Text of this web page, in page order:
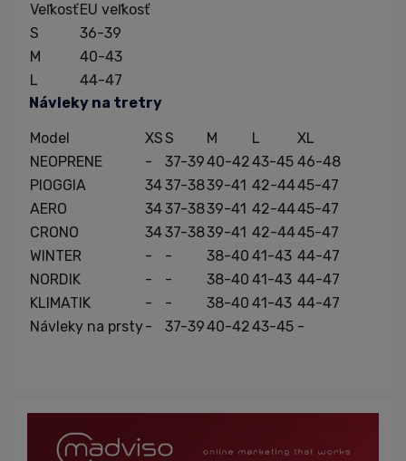
VeľkosťEU veľkosť
S
36-39
M
40-43
L
44-47
Návleky na tretry
Model XSS M L
XL
NEOPRENE
- 37-3940-4243-45 46-48
PIOGGIA
3437-3839-41 42-4445-47
AERO
3437-3839-41 42-4445-47
CRONO
3437-3839-41 42-4445-47
WINTER
- - 38-40 41-43 44-47
NORDIK
- - 38-40 41-43 44-47
KLIMATIK
- - 38-40 41-43 44-47
Návleky na prsty- 37-3940-4243-45 -